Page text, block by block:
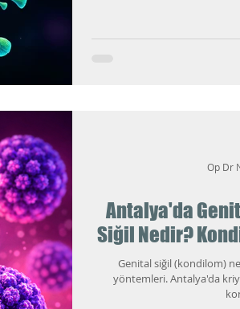
Antalya'da
Siğil Nedir?
Genital siğil (kondilom)
yöntemleri. Antalya'da
Op Dr